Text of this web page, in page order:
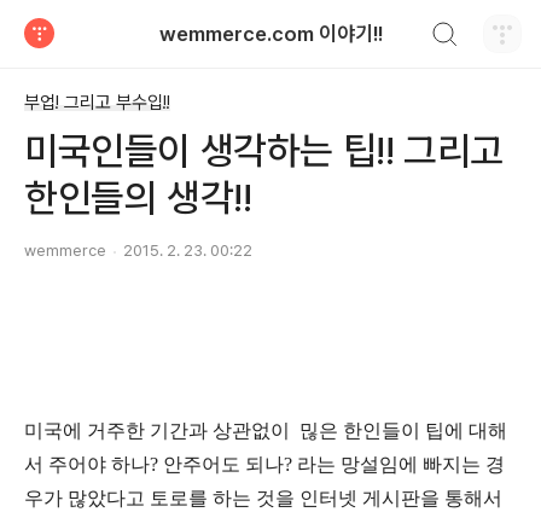
wemmerce.com 이야기!!
부업! 그리고 부수입!!
미국인들이 생각하는 팁!! 그리고
한인들의 생각!!
wemmerce 2015. 2. 23. 00:22
미국에 거주한 기간과 상관없이 믾은 한인들이 팁에 대해
서 주어야 하나? 안주어도 되나? 라는 망설임에 빠지는 경
우가 많았다고 토로를 하는 것을 인터넷 게시판을 통해서